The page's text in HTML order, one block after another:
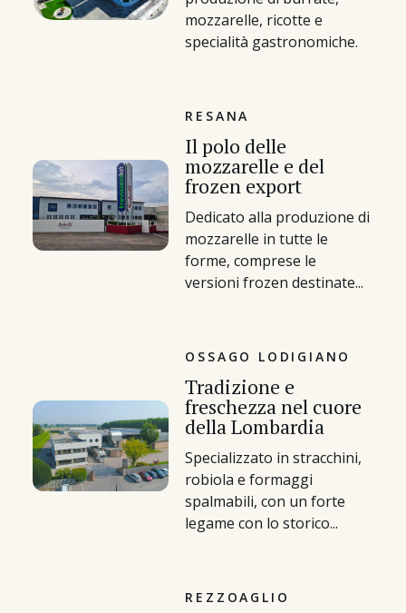
mozzarelle, ricotte e
specialità gastronomiche.
RESANA
Il polo delle
mozzarelle e del
frozen export
Dedicato alla produzione di
mozzarelle in tutte le
forme, comprese le
versioni frozen destinate...
OSSAGO LODIGIANO
Tradizione e
freschezza nel cuore
della Lombardia
Specializzato in stracchini,
robiola e formaggi
spalmabili, con un forte
legame con lo storico...
REZZOAGLIO